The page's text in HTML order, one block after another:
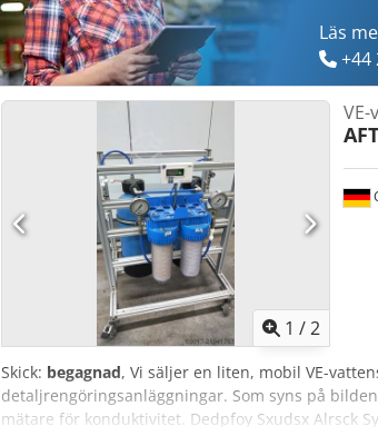
Läs
+44
1 /2
AFT
Skick: begagnad, Vi säljer en liten, mobil VE-
detaljrengöringsanläggningar. Som syns på
mätare för konduktivitet. Dedpfoy Sxudsx Alrsck